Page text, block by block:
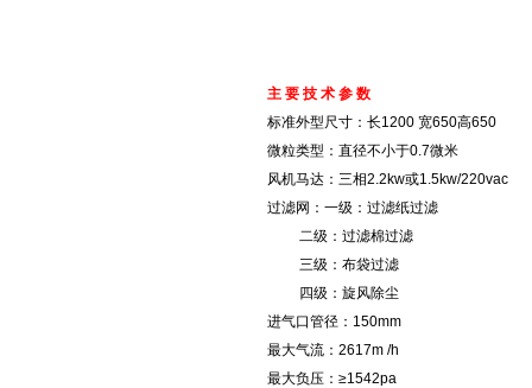
主 要 技 术 参 数
标准外型尺寸：长1200 宽650高650
微粒类型：直径不小于0.7微米
风机马达：三相2.2kw或1.5kw/220vac
过滤网：一级：过滤纸过滤
二级：过滤棉过滤
三级：布袋过滤
四级：旋风除尘
进气口管径：150mm
最大气流：2617m /h
最大负压：≥1542pa